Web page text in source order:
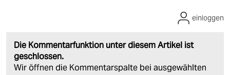
Die Kommentarfunktion unter diesem Artikel ist
geschlossen.
Wir öffnen die Kommentarspalte bei ausgewählten
einloggen